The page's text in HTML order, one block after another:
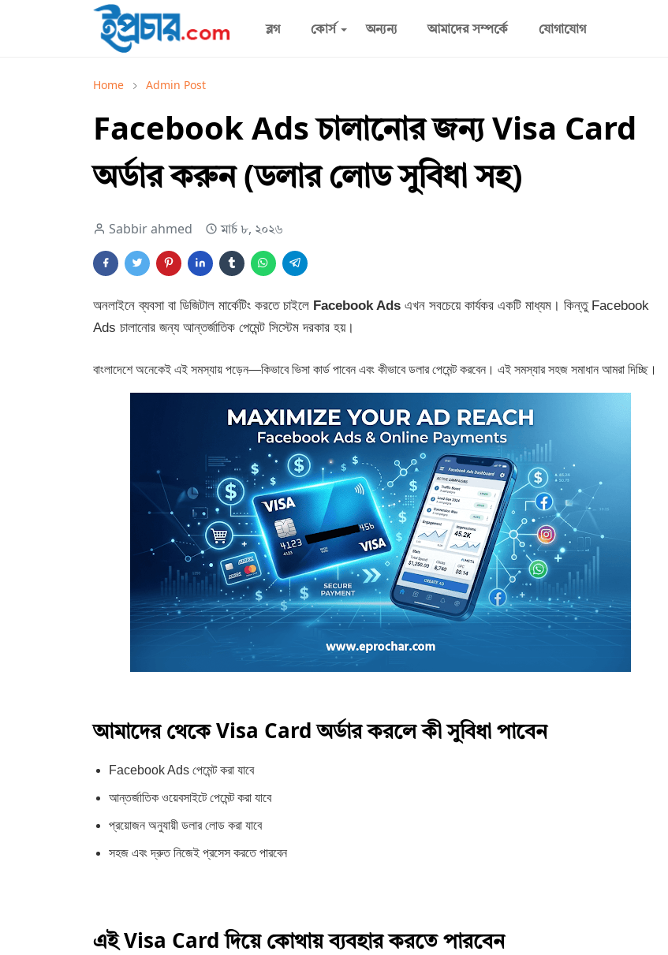
ব্লগ কোর্স অন্যন্য আমাদের সম্পর্কে যোগাযোগ
Home Admin Post
Facebook Ads চালানোর জন্য Visa Card
অর্ডার করুন (ডলার লোড সুবিধা সহ)
Sabbir ahmed মার্চ ৮, ২০২৬
অনলাইনে ব্যবসা বা ডিজিটাল মার্কেটিং করতে চাইলে Facebook Ads এখন সবচেয়ে কার্যকর একটি মাধ্যম। কিন্তু Facebook
Ads চালানোর জন্য আন্তর্জাতিক পেমেন্ট সিস্টেম দরকার হয়।
বাংলাদেশে অনেকেই এই সমস্যায় পড়েন—কিভাবে ভিসা কার্ড পাবেন এবং কীভাবে ডলার পেমেন্ট করবেন। এই সমস্যার সহজ সমাধান আমরা দিচ্ছি।
আমাদের থেকে Visa Card অর্ডার করলে কী সুবিধা পাবেন
Facebook Ads পেমেন্ট করা যাবে
আন্তর্জাতিক ওয়েবসাইটে পেমেন্ট করা যাবে
প্রয়োজন অনুযায়ী ডলার লোড করা যাবে
সহজ এবং দ্রুত নিজেই প্রসেস করতে পারবেন
এই Visa Card দিয়ে কোথায় ব্যবহার করতে পারবেন